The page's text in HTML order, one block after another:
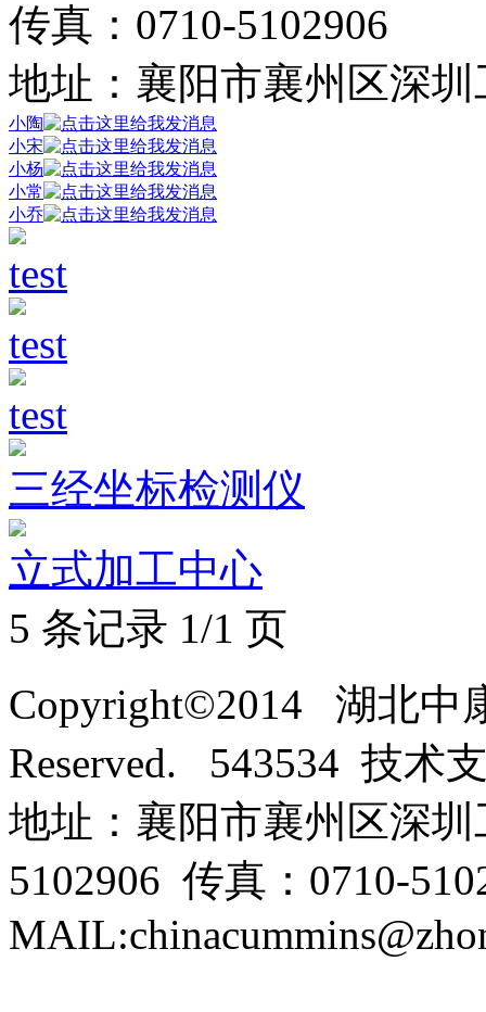
传真：0710-5102906
地址：襄阳市襄州区深
小陶
小宋
小杨
小常
小乔
test
test
test
三经坐标检测仪
立式加工中心
5 条记录 1/1 页
Copyright©2014 湖北中
Reserved. 543534 技术
地址：襄阳市襄州区深
5102906 传真：0710-